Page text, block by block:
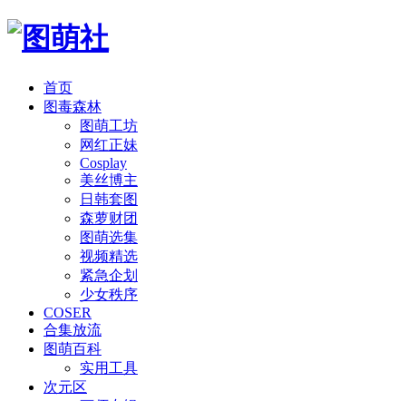
首页
图毒森林
图萌工坊
网红正妹
Cosplay
美丝博主
日韩套图
森萝财团
图萌选集
视频精选
紧急企划
少女秩序
COSER
合集放流
图萌百科
实用工具
次元区